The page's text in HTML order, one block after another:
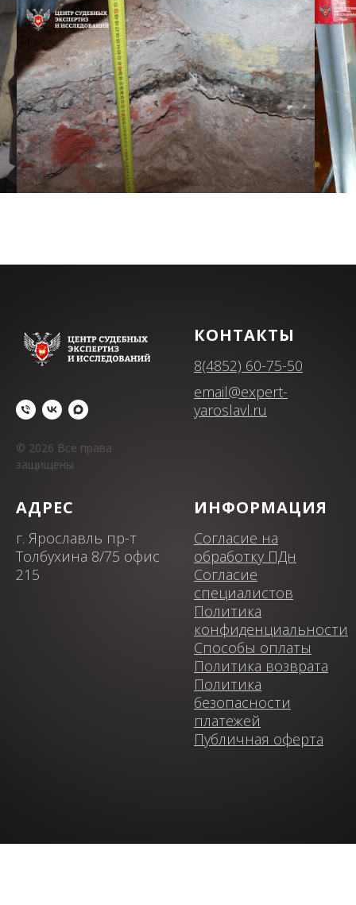
© 2026 Все права
защищены
КОНТАКТЫ
8(4852) 60-75-50
email@expert-
yaroslavl.ru
АДРЕС
г. Ярославль пр-т
Толбухина 8/75 офис
215
ИНФОРМАЦИЯ
Согласие на
обработку ПДн
Согласие
специалистов
Политика
конфиденциальности
Способы оплаты
Политика возврата
Политика
безопасности
платежей
Публичная оферта